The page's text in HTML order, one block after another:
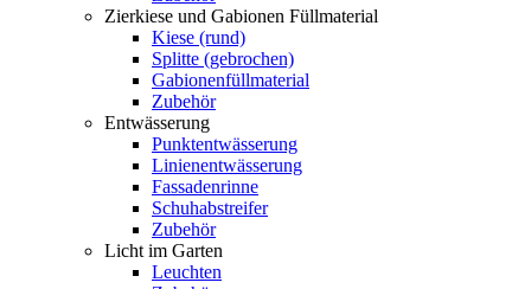
Zierkiese und Gabionen Füllmaterial
Kiese (rund)
Splitte (gebrochen)
Gabionenfüllmaterial
Zubehör
Entwässerung
Punktentwässerung
Linienentwässerung
Fassadenrinne
Schuhabstreifer
Zubehör
Licht im Garten
Leuchten